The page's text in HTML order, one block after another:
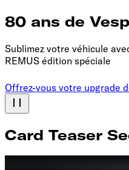
80 ans de
Sublimez votre véhicule
REMUS édition spéciale
Offrez-vous votre upgrade
Card Teaser